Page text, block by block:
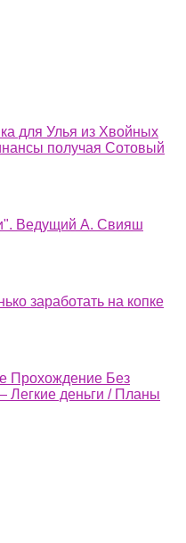
для Улья из Хвойных
получая Сотовый
Ведущий А. Свияш
заработать на копке
Прохождение Без
Легкие деньги / Планы